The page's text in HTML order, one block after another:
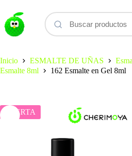
contenido
Inicio
ESMALTE DE UÑAS
Esmalte 8ml
162 Esmalte en Gel 8ml
OFERTA